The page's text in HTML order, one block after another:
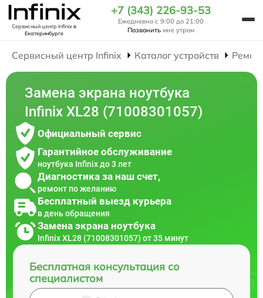
Сервисный центр Infinixв
Екатеринбурге
+7 (343) 226-93-53
Ежедневно с 9:00 до 21:00
Позвонить мне утром
Сервисный центр Infinix Каталог устройств
Замена экрана ноутбука
Infinix XL28 (71008301057)
Официальный сервис
Гарантийное обслуживание
ноутбука Infinix до 3 лет
Диагностика за наш счет,
ремонт по желанию
Бесплатный выезд курьера
в день обращения
Замена экрана ноутбука
Infinix XL28 (71008301057) от 35 минут
Бесплатная консультация со
специалистом